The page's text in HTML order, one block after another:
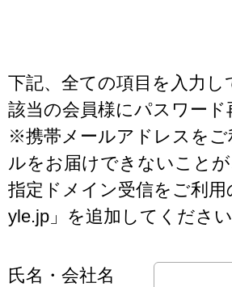
下記、全ての項目を入力し
該当の会員様にパスワー
※携帯メールアドレスをご
ルをお届けできないことが
指定ドメイン受信をご利
yle.jp」を追加してください
氏名・会社名